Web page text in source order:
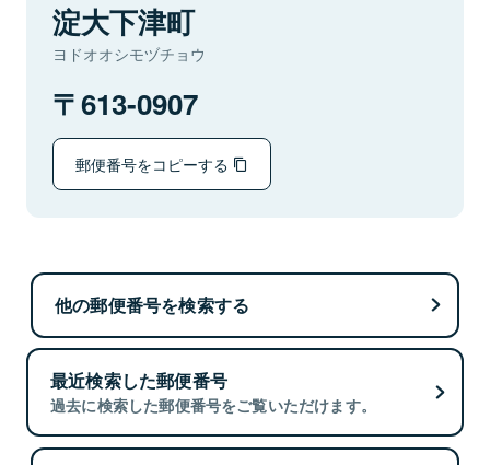
淀大下津町
ヨドオオシモヅチョウ
613-0907
郵便番号をコピーする
他の郵便番号を検索する
最近検索した郵便番号
過去に検索した郵便番号をご覧いただけます。